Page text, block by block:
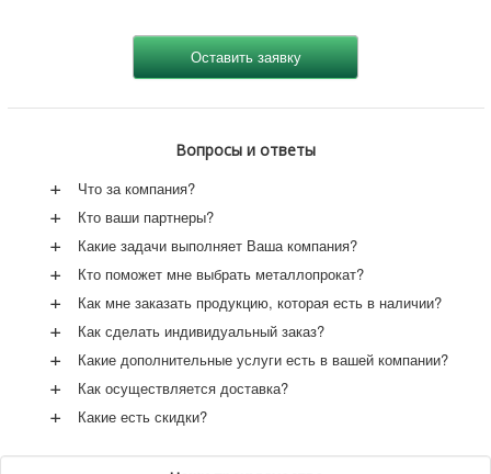
Вопросы и ответы
+ Что за компания?
+ Кто ваши партнеры?
+ Какие задачи выполняет Ваша компания?
+ Кто поможет мне выбрать металлопрокат?
+ Как мне заказать продукцию, которая есть в наличии?
+ Как сделать индивидуальный заказ?
+ Какие дополнительные услуги есть в вашей компании?
+ Как осуществляется доставка?
+ Какие есть скидки?